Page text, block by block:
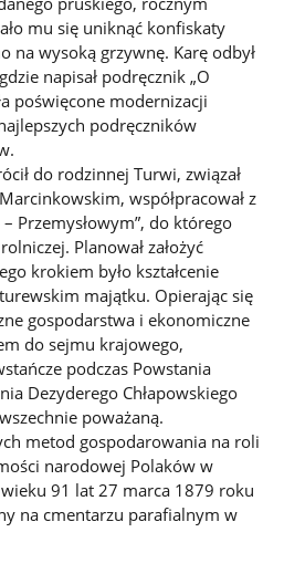
mu się uniknąć konfiskaty
na wysoką grzywnę. Karę odbył
napisał podręcznik „O
poświęcone modernizacji
podręczników
do rodzinnej Turwi, związał
współpracował z
Przemysłowym”, do którego
Planował założyć
krokiem było kształcenie
majątku. Opierając się
gospodarstwa i ekonomiczne
do sejmu krajowego,
podczas Powstania
Dezyderego Chłapowskiego
poważaną.
metod gospodarowania na roli
narodowej Polaków w
91 lat 27 marca 1879 roku
na cmentarzu parafialnym w